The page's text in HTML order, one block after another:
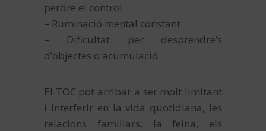
perdre el control
– Ruminació mental constant
– Dificultat per desprendre’s
d’objectes o acumulació
El TOC pot arribar a ser molt limitant
i interferir en la vida quotidiana, les
relacions familiars, la feina, els